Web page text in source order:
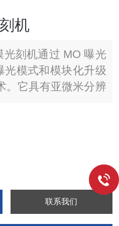
机
光刻机通过 MO 曝光
模式和模块化升级
。它具有亚微米分辨
。
联系我们